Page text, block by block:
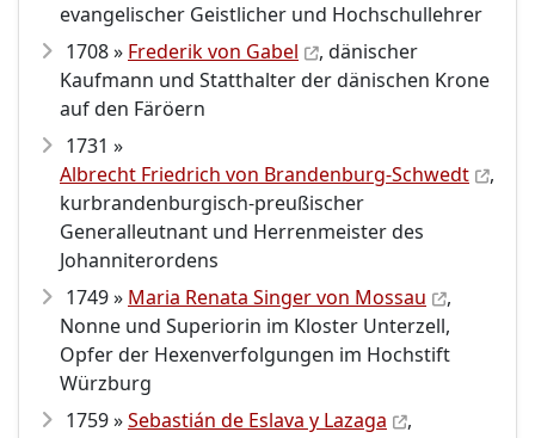
evangelischer Geistlicher und Hochschullehrer
1708 » Frederik von Gabel
, dänischer
Kaufmann und Statthalter der dänischen Krone
auf den Färöern
1731 »
Albrecht Friedrich von Brandenburg-Schwedt
,
kurbrandenburgisch-preußischer
Generalleutnant und Herrenmeister des
Johanniterordens
1749 » Maria Renata Singer von Mossau
,
Nonne und Superiorin im Kloster Unterzell,
Opfer der Hexenverfolgungen im Hochstift
Würzburg
1759 »Sebastián de Eslava y Lazaga
,